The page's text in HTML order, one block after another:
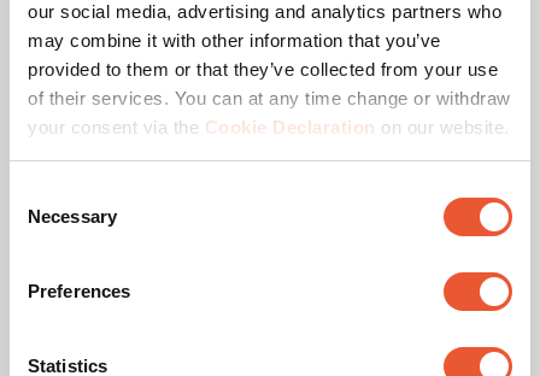
our social media, advertising and analytics partners who
may combine it with other information that you’ve
provided to them or that they’ve collected from your use
of their services. You can at any time change or withdraw
your consent via the Cookie Declaration on our website.
Selection
Necessary
Preferences
Statistics
Certifié TAA
Ce certificat TAA garantit que le produit est fabriqué (ou
conforme au TAA. Un pays désigné TAA est une nation
d'approvisionnement fiable ou acceptable.